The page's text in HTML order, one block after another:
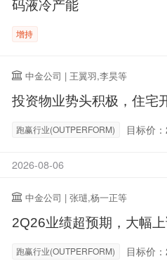
码液冷产能
增持
中金公司 | 王翼羽,李昊等
投资物业势头积极，住宅
跑赢行业(OUTPERFORM) 目标价
2026-08-06
中金公司 | 张琎,杨一正等
2Q26业绩超预期，大幅
跑赢行业(OUTPERFORM) 目标价